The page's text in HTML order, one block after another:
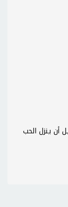
أن ينزل الحب